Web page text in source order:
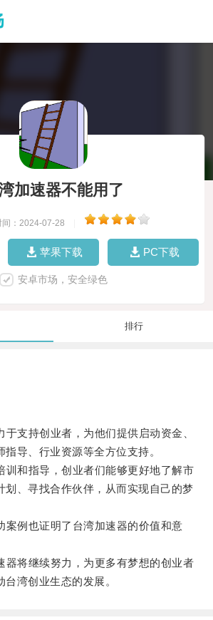
加速器不能用了
间：2024-07-28
苹果下载 PC下载
安卓市场，安全绿色
排行
支持创业者，为他们提供启动资金、
导、行业资源等全方位支持。
和指导，创业者们能够更好地了解市
划、寻找合作伙伴，从而实现自己的梦
例也证明了台湾加速器的价值和意
将继续努力，为更多有梦想的创业者
湾创业生态的发展。